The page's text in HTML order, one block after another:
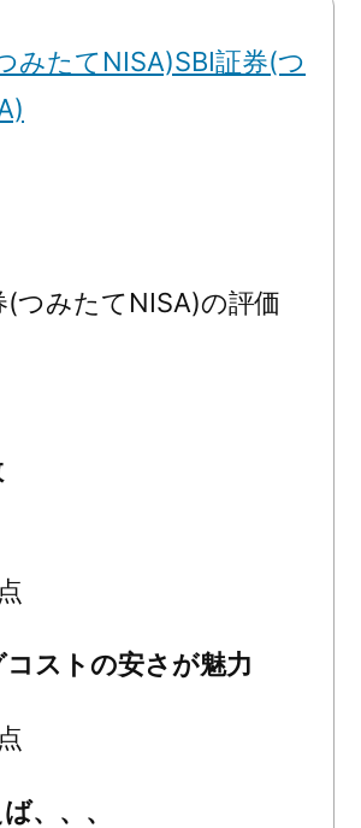
SBI証券(つ
ストの安さが魅力
、、、